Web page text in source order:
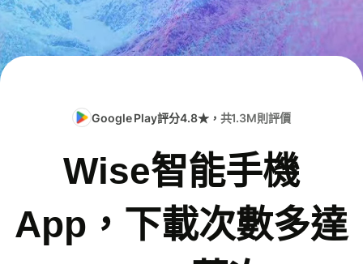
Google Play評分4.8★， 共1.3M則評價
Wise智能手機
App，下載次數多達